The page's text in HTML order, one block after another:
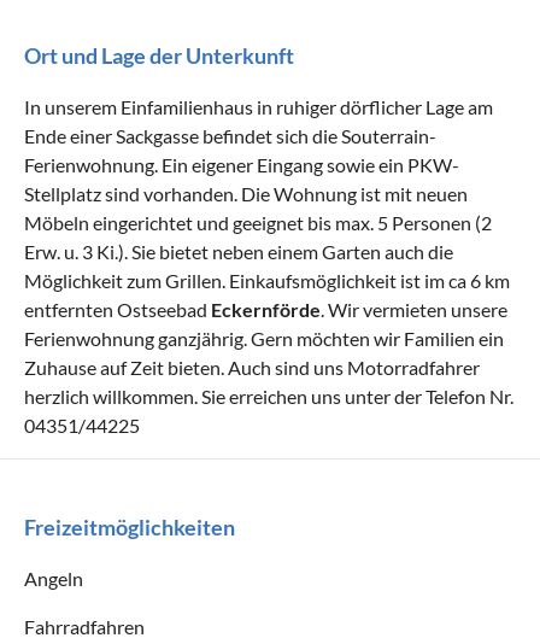
Ort und Lage der Unterkunft
In unserem Einfamilienhaus in ruhiger dörflicher Lage am
Ende einer Sackgasse befindet sich die Souterrain-
Ferienwohnung. Ein eigener Eingang sowie ein PKW-
Stellplatz sind vorhanden. Die Wohnung ist mit neuen
Möbeln eingerichtet und geeignet bis max. 5 Personen (2
Erw. u. 3 Ki.). Sie bietet neben einem Garten auch die
Möglichkeit zum Grillen. Einkaufsmöglichkeit ist im ca 6 km
entfernten Ostseebad Eckernförde . Wir vermieten unsere
Ferienwohnung ganzjährig. Gern möchten wir Familien ein
Zuhause auf Zeit bieten. Auch sind uns Motorradfahrer
herzlich willkommen. Sie erreichen uns unter der Telefon Nr.
04351/44225
Freizeitmöglichkeiten
Angeln
Fahrradfahren